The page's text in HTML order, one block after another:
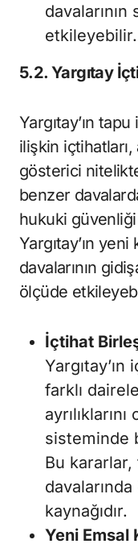
etkileyebilir.
5.2. Yargıtay
Yargıtay’ın
ilişkin
gösterici
benzer
hukuki
Yargıtay’ın
davalarının
ölçüde
İçtihat
farklı
sisteminde
Bu
kaynağıdır.
Yeni Emsal